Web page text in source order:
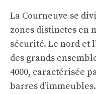
La Courneuve se
zones distinctes en
sécurité. Le nord et
des grands
4000, caractérisée
barres